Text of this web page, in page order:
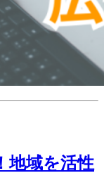
地域を活性